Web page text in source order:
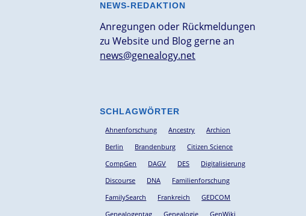
NEWS-REDAKTION
Anregungen oder Rückmeldungen
zu Website und Blog gerne an
news@genealogy.net
SCHLAGWÖRTER
Ahnenforschung Ancestry
Archion
Berlin
Brandenburg
Citizen Science
CompGen
DAGV DES
Digitalisierung
Discourse
DNA
Familienforschung
FamilySearch
Frankreich
GEDCOM
Genealogentag
Genealogie
GenWiki